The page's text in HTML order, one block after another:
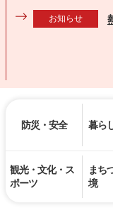
お知らせ
防災・安全 暮ら
観光・文化・ス
ポーツ
まち
境